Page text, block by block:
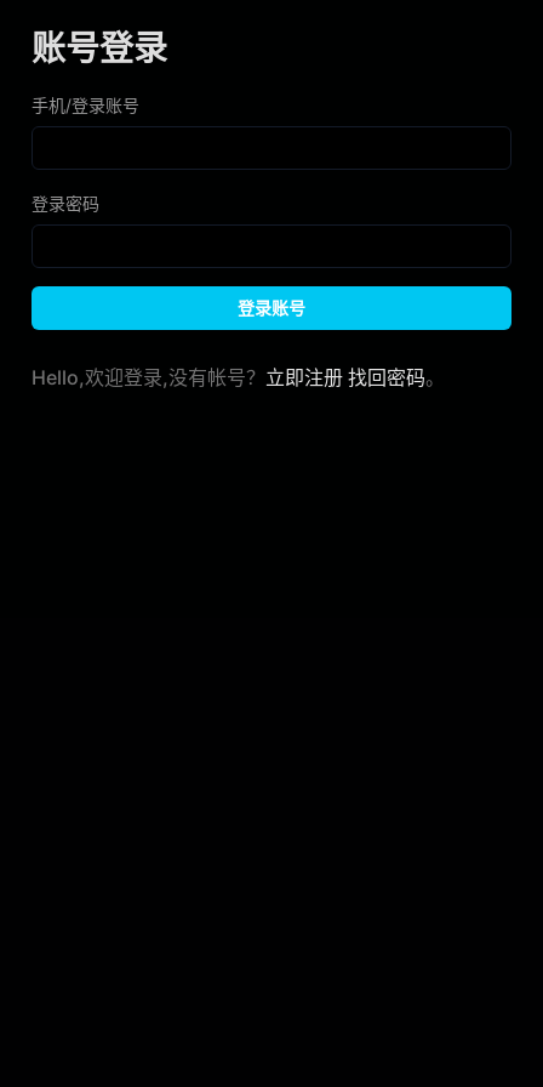
账号登录
手机/登录账号
登录密码
Hello,欢迎登录,没有帐号？ 立即注册 找回密码。